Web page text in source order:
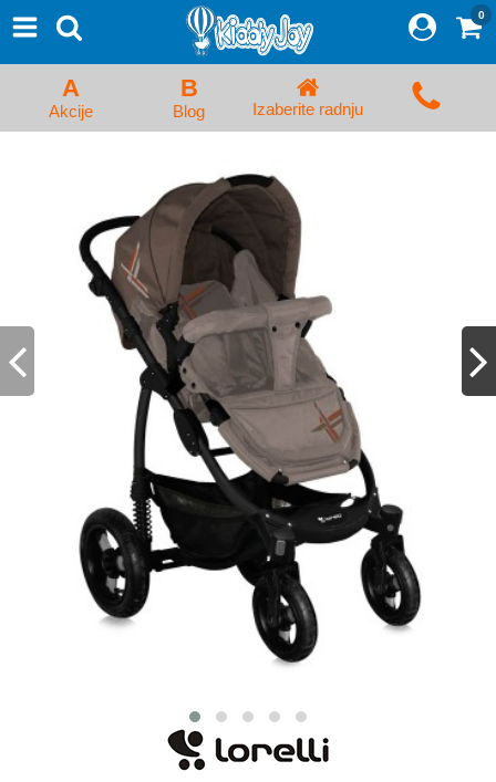
Proizvodi
Početna Prijava/Registracija
Kolica za bebe i dečija kolica
Auto sedišta za decu i bebe
Kreveci, ljuljaške i ležaljke
Kadice, noše i adapteri
Hranilice, flašice i cucle
Monitori, Ogradice i tricikli
Posteljine, vrećice i baldahini
Odeća i obuća
Igračke za bebe i decu
0
A
Akcije
B
Blog Izaberite radnju